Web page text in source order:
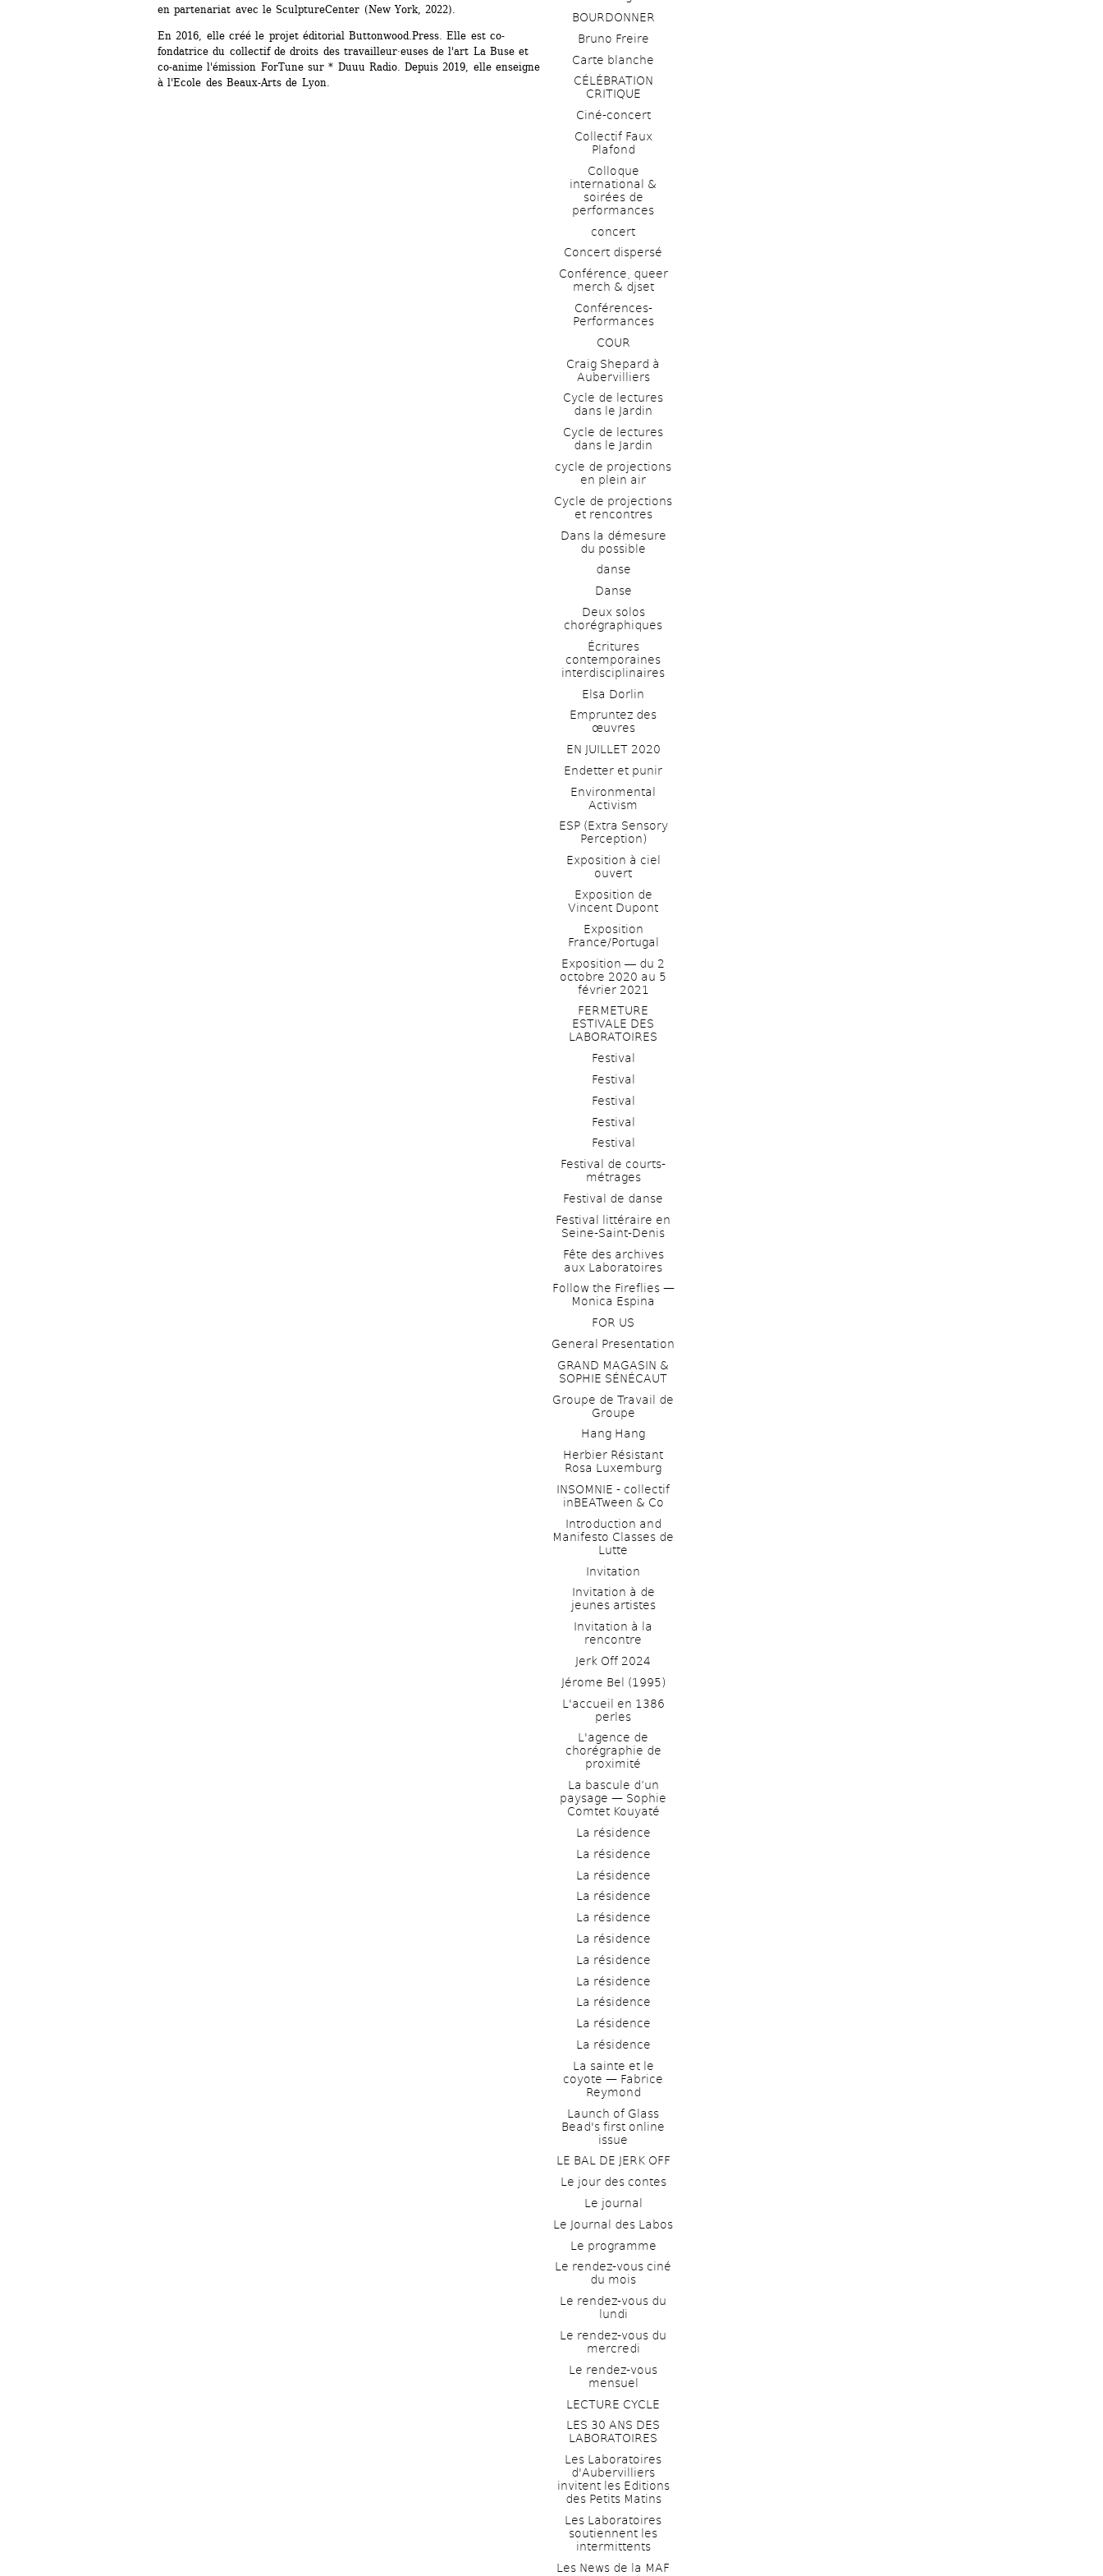
en partenariat avec le SculptureCenter (New York, 2022).
En 2016, elle créé le projet éditorial Buttonwood.Press. Elle est co-
fondatrice du collectif de droits des travailleur·euses de l'art La Buse et
co-anime l'émission ForTune sur * Duuu Radio. Depuis 2019, elle enseigne
à l'Ecole des Beaux-Arts de Lyon.
BOURDONNER
Bruno Freire
Carte blanche
CÉLÉBRATION
CRITIQUE
Ciné-concert
Collectif Faux
Plafond
Colloque
international &
soirées de
performances
concert
Concert dispersé
Conférence, queer
merch & djset
Conférences-
Performances
COUR
Craig Shepard à
Aubervilliers
Cycle de lectures
dans le Jardin
Cycle de lectures
dans le Jardin
cycle de projections
en plein air
Cycle de projections
et rencontres
Dans la démesure
du possible
danse
Danse
Deux solos
chorégraphiques
Écritures
contemporaines
interdisciplinaires
Elsa Dorlin
Empruntez des
œuvres
EN JUILLET 2020
Endetter et punir
Environmental
Activism
ESP (Extra Sensory
Perception)
Exposition à ciel
ouvert
Exposition de
Vincent Dupont
Exposition
France/Portugal
Exposition ― du 2
octobre 2020 au 5
février 2021
FERMETURE
ESTIVALE DES
LABORATOIRES
Festival
Festival
Festival
Festival
Festival
Festival de courts-
métrages
Festival de danse
Festival littéraire en
Seine-Saint-Denis
Fête des archives
aux Laboratoires
Follow the Fireflies —
Monica Espina
FOR US
General Presentation
GRAND MAGASIN &
SOPHIE SÉNÉCAUT
Groupe de Travail de
Groupe
Hang Hang
Herbier Résistant
Rosa Luxemburg
INSOMNIE - collectif
inBEATween & Co
Introduction and
Manifesto Classes de
Lutte
Invitation
Invitation à de
jeunes artistes
Invitation à la
rencontre
Jerk Off 2024
Jérome Bel (1995)
L'accueil en 1386
perles
L'agence de
chorégraphie de
proximité
La bascule d’un
paysage — Sophie
Comtet Kouyaté
La résidence
La résidence
La résidence
La résidence
La résidence
La résidence
La résidence
La résidence
La résidence
La résidence
La résidence
La sainte et le
coyote — Fabrice
Reymond
Launch of Glass
Bead's first online
issue
LE BAL DE JERK OFF
Le jour des contes
Le journal
Le Journal des Labos
Le programme
Le rendez-vous ciné
du mois
Le rendez-vous du
lundi
Le rendez-vous du
mercredi
Le rendez-vous
mensuel
LECTURE CYCLE
LES 30 ANS DES
LABORATOIRES
Les Laboratoires
d'Aubervilliers
invitent les Editions
des Petits Matins
Les Laboratoires
soutiennent les
intermittents
Les News de la MAF